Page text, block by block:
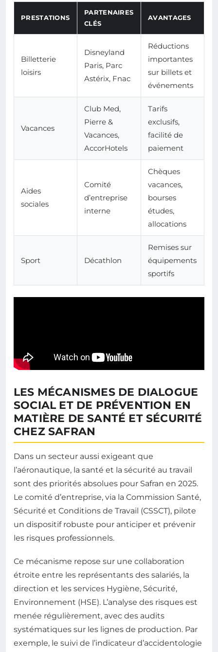
PRESTATIONS
PARTENAIRES
CLÉS
AVANTAGES
Billetterie
loisirs
Disneyland
Paris, Parc
Astérix, Fnac
Réductions
importantes
sur billets et
événements
Vacances
Club Med,
Pierre &
Vacances,
AccorHotels
Tarifs
exclusifs,
facilité de
paiement
Aides
sociales
Comité
d’entreprise
interne
Chèques
vacances,
bourses
études,
allocations
Sport Décathlon
Remises sur
équipements
sportifs
LES MÉCANISMES DE DIALOGUE
SOCIAL ET DE PRÉVENTION EN
MATIÈRE DE SANTÉ ET SÉCURITÉ
CHEZ SAFRAN
Dans un secteur aussi exigeant que
l’aéronautique, la santé et la sécurité au travail
sont des priorités absolues pour Safran en 2025.
Le comité d’entreprise, via la Commission Santé,
Sécurité et Conditions de Travail (CSSCT), pilote
un dispositif robuste pour anticiper et prévenir
les risques professionnels.
Ce mécanisme repose sur une collaboration
étroite entre les représentants des salariés, la
direction et les services Hygiène, Sécurité,
Environnement (HSE). L’analyse des risques est
menée régulièrement, avec des audits
systématiques sur les lignes de production. Par
exemple, le suivi de l’indicateur d’accidentologie